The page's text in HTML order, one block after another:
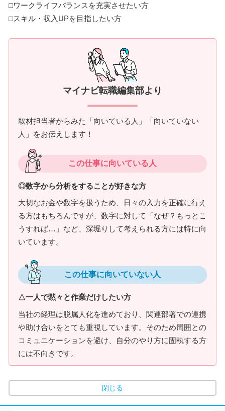
□ワークライフバランスを充実させたい方
□スキル・収入UPを目指したい方
マイナビ転職編集部より
取材担当者からみた「向いている人」「向いていない
人」をお伝えします！
この仕事に向いている人
◎数字から分析をすることが好きな方
大切なお金や数字を扱うため、日々の入力を正確に行え
る方はもちろんですが、数字に対して「なぜ？もっとこ
うすれば…」など、深堀りして考えられる方には特に向
いています。
この仕事に向いていない人
△一人で黙々と作業だけしたい方
当社の経理は脱属人化を進めており、関連部署での連携
や助け合いをとても重視しています。そのため周囲との
コミュニケーションを避け、自分のやり方に固執する方
には不向きです。
閉じる